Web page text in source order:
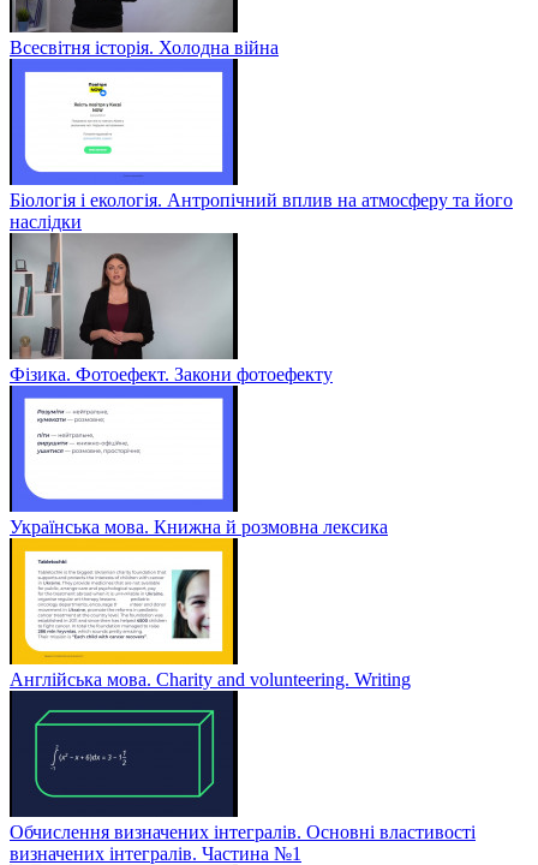
Всесвітня історія. Холодна війна
Біологія і екологія. Антропічний вплив на атмосферу та його
наслідки
Фізика. Фотоефект. Закони фотоефекту
Українська мова. Книжна й розмовна лексика
Англійська мова. Charity and volunteering. Writing
Обчислення визначених інтегралів. Основні властивості
визначених інтегралів. Частина №1